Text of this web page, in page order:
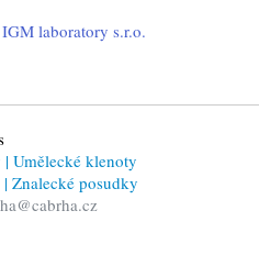
IGM laboratory s.r.o.
| Umělecké klenoty
| Znalecké posudky